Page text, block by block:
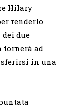
Hilary
renderlo
dei due
tornerà ad
in una